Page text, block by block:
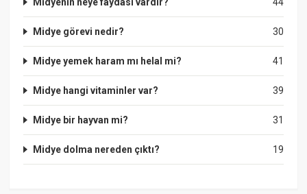
30
Midye görevi nedir?
41
Midye yemek haram mı helal mi?
39
Midye hangi vitaminler var?
31
Midye bir hayvan mi?
19
Midye dolma nereden çıktı?